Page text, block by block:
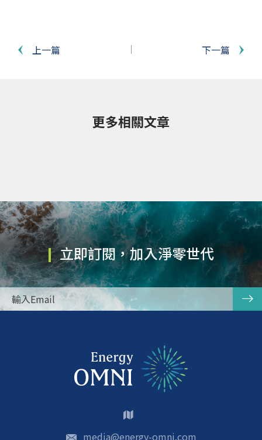
上一篇 下一篇
更多相關文章
立即訂閱，加入淨零世代
media@energy-omni.com